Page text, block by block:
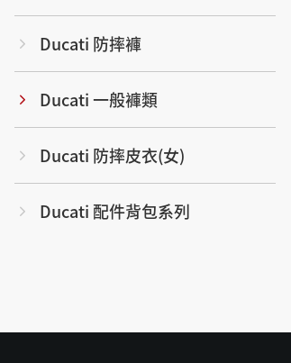
Ducati 防摔褲
Ducati 一般褲類
Ducati 防摔皮衣(女)
Ducati 配件背包系列